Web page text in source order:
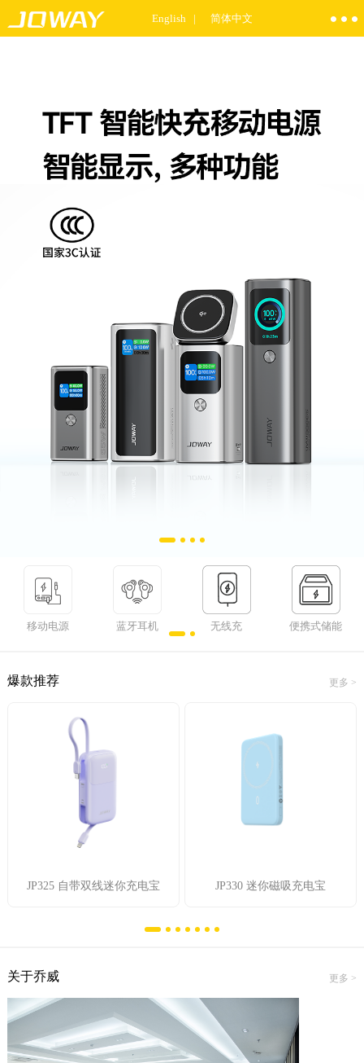
English | 简体中文
移动电源 蓝牙耳机 无线充 便携式储能
爆款推荐 更多 >
JP325 自带双线迷你充电宝 JP330 迷你磁吸充电宝
关于乔威 更多 >